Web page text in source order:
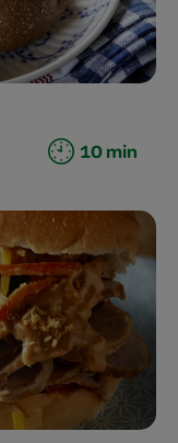
10 min